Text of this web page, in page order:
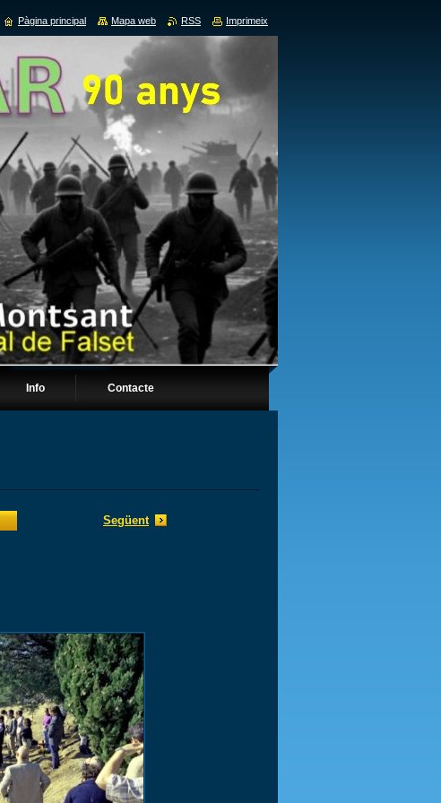
Info Contacte
Següent
Pàgina principal Mapa web RSS Imprimeix